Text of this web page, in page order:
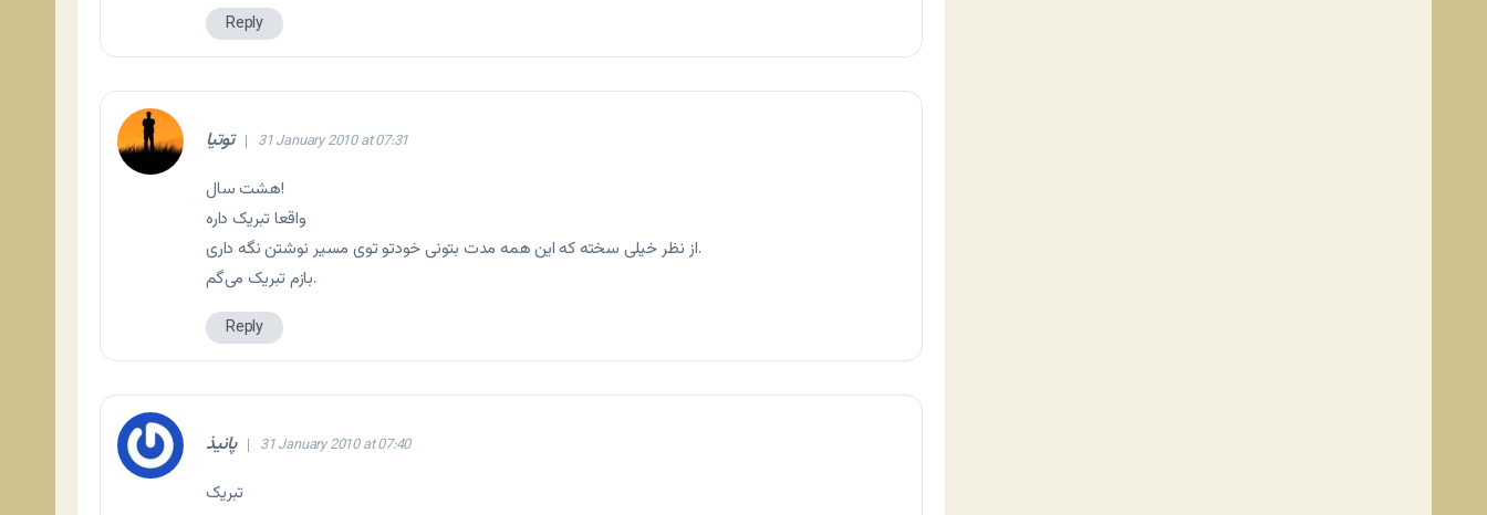
Reply
توتیا 31 January 2010 at 07:31
هشت سال!
واقعا تبریک داره
از نظر خیلی سخته که این همه مدت بتونی خودتو توی مسیر نوشتن نگه داری.
بازم تبریک می‌گم.
Reply
پانیذ 31 January 2010 at 07:40
تبریک